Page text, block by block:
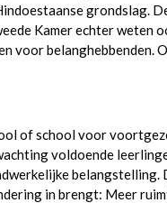
grondslag.
Kamer echter weten
voor belanghebbenden.
of school voor
voldoende
in brengt: Meer